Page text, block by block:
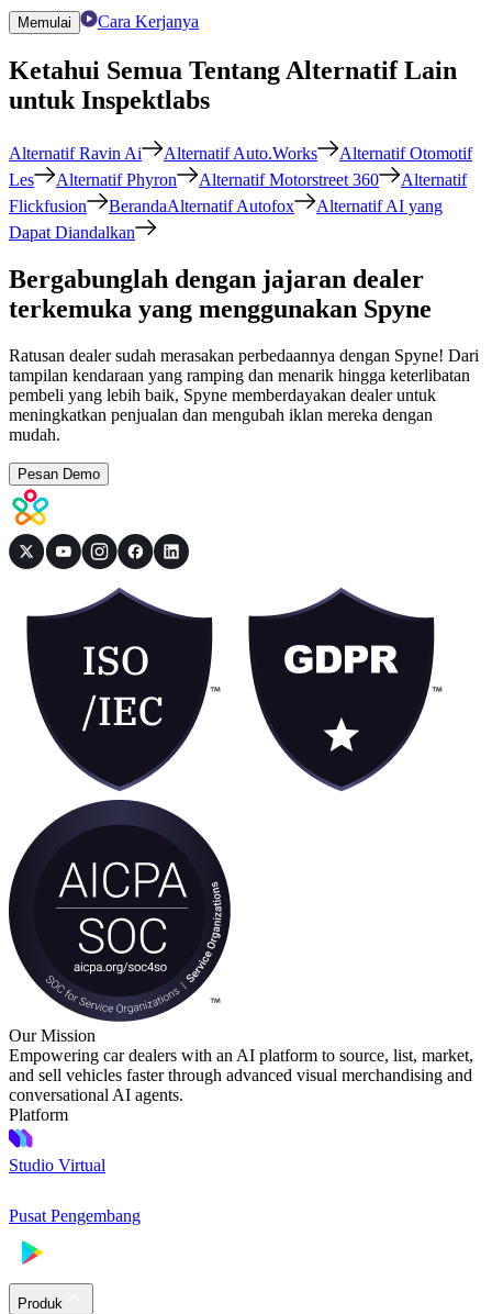
Memulai Cara Kerjanya
Ketahui Semua Tentang Alternatif Lain
untuk Inspektlabs
Alternatif Ravin Ai Alternatif Auto.Works
Alternatif Otomotif
Les
Alternatif Phyron Alternatif Motorstreet 360
Alternatif
Flickfusion
BerandaAlternatif Autofox
Alternatif AI yang
Dapat Diandalkan
Bergabunglah dengan jajaran dealer
terkemuka yang menggunakan Spyne
Ratusan dealer sudah merasakan perbedaannya dengan Spyne! Dari
tampilan kendaraan yang ramping dan menarik hingga keterlibatan
pembeli yang lebih baik, Spyne memberdayakan dealer untuk
meningkatkan penjualan dan mengubah iklan mereka dengan
mudah.
Pesan Demo
Our Mission
Empowering car dealers with an AI platform to source, list, market,
and sell vehicles faster through advanced visual merchandising and
conversational AI agents.
Platform
Studio Virtual
Pusat Pengembang
Produk